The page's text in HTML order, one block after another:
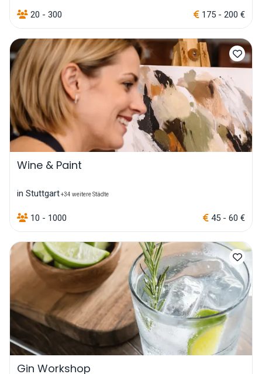
20 - 300 175 - 200 €
Wine & Paint
in Stuttgart+34 weitere Städte
10 - 1000 45 - 60 €
Gin Workshop